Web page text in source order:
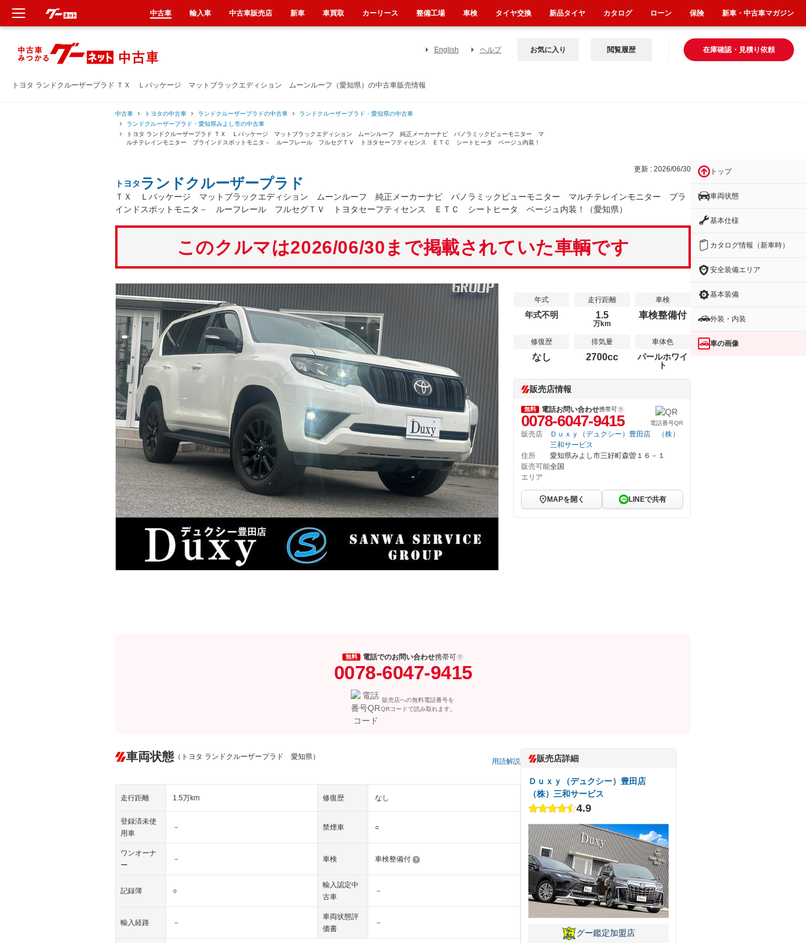
トヨタ ランドクルーザープラド ＴＸ Ｌパッケージ マットブラックエディション ムーンルーフ（愛知県）の中古車販売情報
English ヘルプ 在庫確認・見積り依頼
お気に入り 閲覧履歴
中古車 トヨタの中古車 ランドクルーザープラドの中古車
ランドクルーザープラド・愛知県の中古車
ランドクルーザープラド・愛知県みよし市の中古車
トヨタ ランドクルーザープラド ＴＸ Ｌパッケージ マットブラックエディション ムーンルーフ 純正メーカーナビ パノラミックビューモニター マ
ルチテレインモニター ブラインドスポットモニタ－ ルーフレール フルセグＴＶ トヨタセーフティセンス ＥＴＣ シートヒータ ベージュ内装！
更新 : 2026/06/30
トヨタ ランドクルーザープラド
ＴＸ Ｌパッケージ マットブラックエディション ムーンルーフ 純正メーカーナビ パノラミックビューモニター マルチテレインモニター ブラ
インドスポットモニタ－ ルーフレール フルセグＴＶ トヨタセーフティセンス ＥＴＣ シートヒータ ベージュ内装！（愛知県）
このクルマは2026/06/30まで掲載されていた車輌です
年式
年式不明
走行距離
1.5
万km
車検
車検整備付
修復歴
なし
排気量
2700cc
車体色
パールホワイ
ト
販売店情報
無料 電話お問い合わせ携帯可
0078-6047-9415 電話番号QR
販売店
Ｄｕｘｙ（デュクシー）豊田店 （株）
三和サービス
住所
愛知県みよし市三好町森曽１６－１
販売可能
エリア
全国
MAPを開く LINEで共有
無料 電話でのお問い合わせ携帯可
0078-6047-9415
販売店への無料電話番号を
QRコードで読み取れます。
車両状態 （トヨタ ランドクルーザープラド 愛知県）
用語解説
走行距離 1.5万km 修復歴 なし
登録済未使
用車
－ 禁煙車 ○
ワンオーナ
ー
－ 車検 車検整備付
記録簿 ○
輸入認定中
古車
－
輸入経路 －
車両状態評
価書
－
販売店詳細
Ｄｕｘｙ（デュクシー）豊田店
（株）三和サービス
4.9
グー鑑定加盟店
トップ
車両状態
基本仕様
カタログ情報（新車時）
安全装備エリア
基本装備
外装・内装
車の画像
中古車 輸入車 中古車販売店 新車 車買取 カーリース 整備工場 車検 タイヤ交換 新品タイヤ カタログ ローン 保険 新車・中古車マガジン
新車
中古車